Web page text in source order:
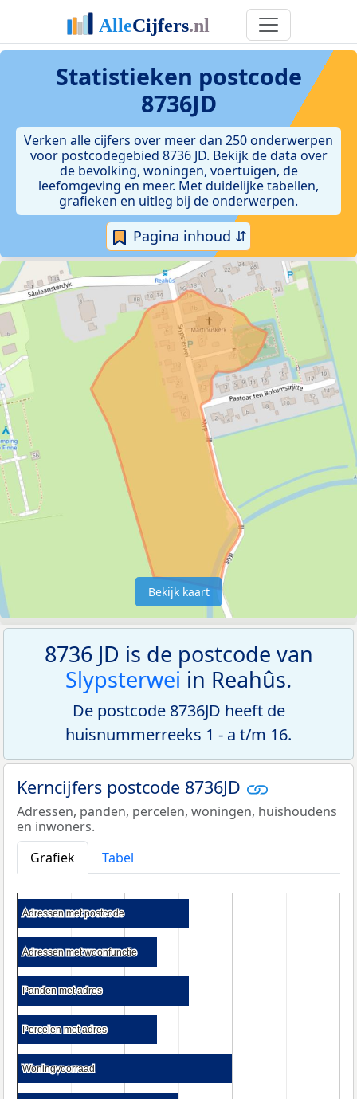
Statistieken postcode
8736JD
Verken alle cijfers over meer dan 250 onderwerpen
voor postcodegebied 8736 JD. Bekijk de data over
de bevolking, woningen, voertuigen, de
leefomgeving en meer. Met duidelijke tabellen,
grafieken en uitleg bij de onderwerpen.
Pagina inhoud ⇵
Bekijk kaart
8736 JD is de postcode van
Slypsterwei in Reahûs.
De postcode 8736JD heeft de
huisnummerreeks 1 - a t/m 16.
Kerncijfers postcode 8736JD
Adressen, panden, percelen, woningen, huishoudens
en inwoners.
Grafiek
Tabel
Adressen met postcode
Adressen met postcode
Adressen met woonfunctie
Adressen met woonfunctie
Panden met adres
Panden met adres
Percelen met adres
Percelen met adres
Woningvoorraad
Woningvoorraad